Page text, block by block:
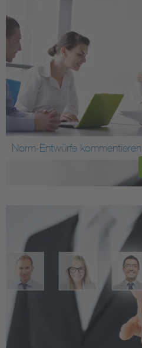
Norm-Entwürfe kommentieren